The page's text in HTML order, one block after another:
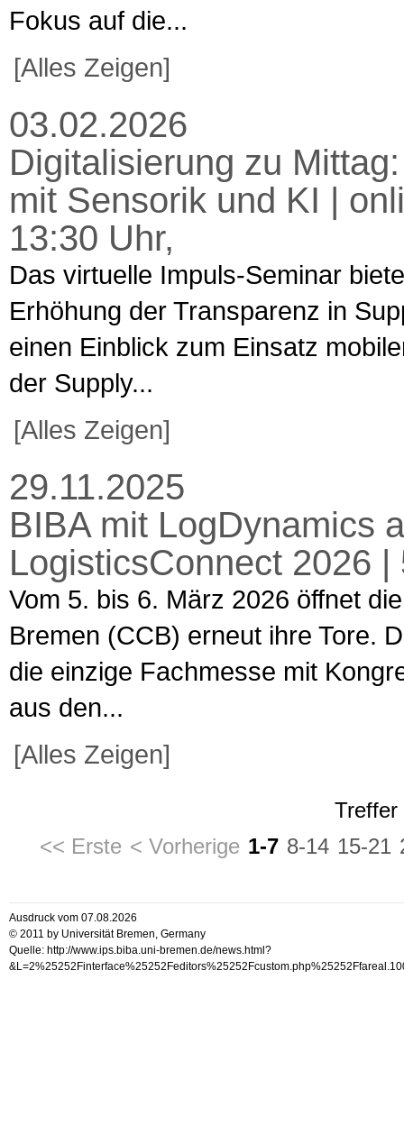
Fokus auf die...
[Alles Zeigen]
03.02.2026
Digitalisierung zu
mit Sensorik und KI |
13:30 Uhr,
Das virtuelle Impuls-Seminar
Erhöhung der Transparenz in
einen Einblick zum Einsatz
der Supply...
[Alles Zeigen]
29.11.2025
BIBA mit LogDynamics
LogisticsConnect 2026
Vom 5. bis 6. März 2026 öffnet
Bremen (CCB) erneut ihre Tore.
die einzige Fachmesse mit
aus den...
[Alles Zeigen]
Treffer
<< Erste < Vorherige 1-7 8-14 15-21
Ausdruck vom 07.08.2026
© 2011 by Universität Bremen, Germany
Quelle: http://www.ips.biba.uni-bremen.de/news.html?